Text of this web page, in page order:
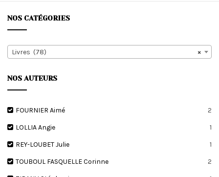
au
NOS CATÉGORIES
×
Livres (78)
NOS AUTEURS
FOURNIER Aimé 2
LOLLIA Angie 1
REY-LOUBET Julie 1
TOUBOUL FASQUELLE Corinne 2